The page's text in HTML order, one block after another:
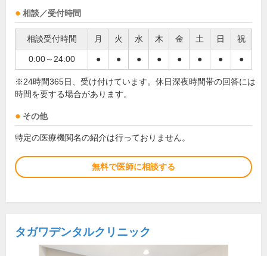
相談／受付時間
相談受付時間 月 火 水 木 金 土 日 祝
0:00～24:00 ● ● ● ● ● ● ● ●
※24時間365日、受け付けています。休日深夜時間帯の回答には
時間を要する場合があります。
その他
特定の医療機関名の紹介は行っておりません。
無料で医師に相談する
タガワデンタルクリニック